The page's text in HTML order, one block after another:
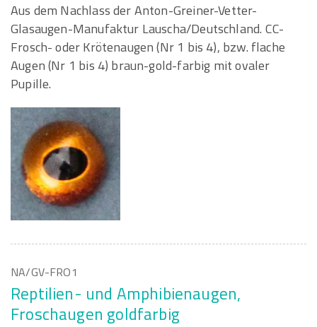
Aus dem Nachlass der Anton-Greiner-Vetter-
Glasaugen-Manufaktur Lauscha/Deutschland. CC-
Frosch- oder Krötenaugen (Nr 1 bis 4), bzw. flache
Augen (Nr 1 bis 4) braun-gold-farbig mit ovaler
Pupille.
NA/GV-FRO1
Reptilien- und Amphibienaugen,
Froschaugen goldfarbig